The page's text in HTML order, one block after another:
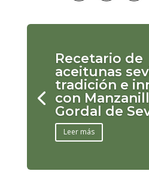
Recetario de
aceitunas
tradición e
con
Gordal de
Leer más